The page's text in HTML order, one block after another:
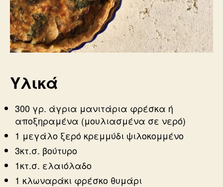
Υλικά
300 γρ. άγρια μανιτάρια φρέσκα ή
αποξηραμένα (μουλιασμένα σε νερό)
1 μεγάλο ξερό κρεμμύδι ψιλοκομμένο
3κτ.σ. βούτυρο
1κτ.σ. ελαιόλαδο
1 κλωναράκι φρέσκο θυμάρι